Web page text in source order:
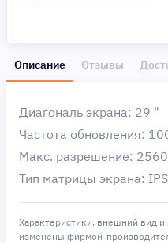
Описание Отзывы
Диагональ экрана: 29 "
Частота обновления:
Макс. разрешение:
Тип матрицы экрана: IPS
Характеристики, внешний вид и
изменены фирмой-